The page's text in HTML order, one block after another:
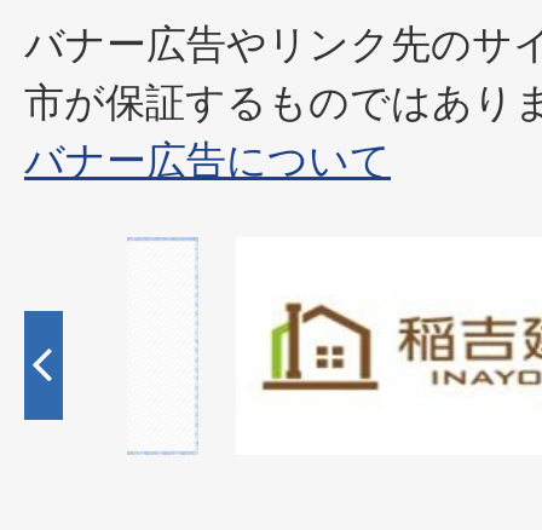
バナー広告やリンク先のサ
市が保証するものではあり
バナー広告について
枚
目